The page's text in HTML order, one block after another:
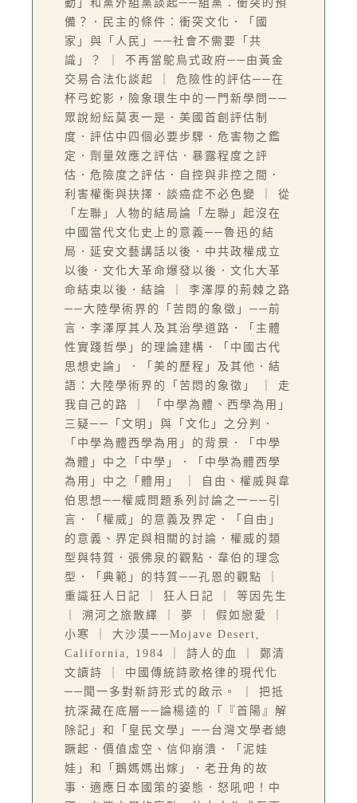
動」和黨外組黨談起──組黨：衝突的預
備？．民主的條件：衝突文化．「國
家」與「人民」──社會不需要「共
識」？ ｜ 不再當鴕鳥式政府──由黃金
交易合法化談起 ｜ 危險性的評估──在
杯弓蛇影，險象環生中的一門新學問──
眾說紛紜莫衷一是．美國首創評估制
度．評估中四個必要步驟．危害物之鑑
定．劑量效應之評估．暴露程度之評
估．危險度之評估．自控與非控之間．
利害權衡與抉擇．談癌症不必色變 ｜ 從
「左聯」人物的結局論「左聯」起沒在
中國當代文化史上的意義──魯迅的結
局．延安文藝講話以後．中共政權成立
以後．文化大革命爆發以後．文化大革
命結束以後．結論 ｜ 李澤厚的荊棘之路
──大陸學術界的「苦悶的象徵」──前
言．李澤厚其人及其治學道路．「主體
性實踐哲學」的理論建構．「中國古代
思想史論」．「美的歷程」及其他．結
語：大陸學術界的「苦悶的象徵」 ｜ 走
我自己的路 ｜ 「中學為體、西學為用」
三疑──「文明」與「文化」之分判．
「中學為體西學為用」的背景．「中學
為體」中之「中學」．「中學為體西學
為用」中之「體用」 ｜ 自由、權威與韋
伯思想──權威問題系列討論之一──引
言．「權威」的意義及界定．「自由」
的意義、界定與相關的討論．權威的類
型與特質．張佛泉的觀點．韋伯的理念
型．「典範」的特質──孔恩的觀點 ｜
重識狂人日記 ｜ 狂人日記 ｜ 等因先生
｜ 溯河之旅散繹 ｜ 夢 ｜ 假如戀愛 ｜
小寒 ｜ 大沙漠──Mojave Desert,
California, 1984 ｜ 詩人的血 ｜ 鄭清
文讀詩 ｜ 中國傳統詩歌格律的現代化
──聞一多對新詩形式的啟示。 ｜ 把抵
抗深藏在底層──論楊逵的「『首陽』解
除記」和「皇民文學」──台灣文學者總
蹶起．價值虛空、信仰崩潰．「泥娃
娃」和「鵝媽媽出嫁」．老丑角的故
事．適應日本國策的姿態．怒吼吧！中